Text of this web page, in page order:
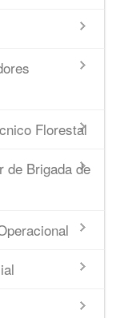
Florestal
de Brigada de